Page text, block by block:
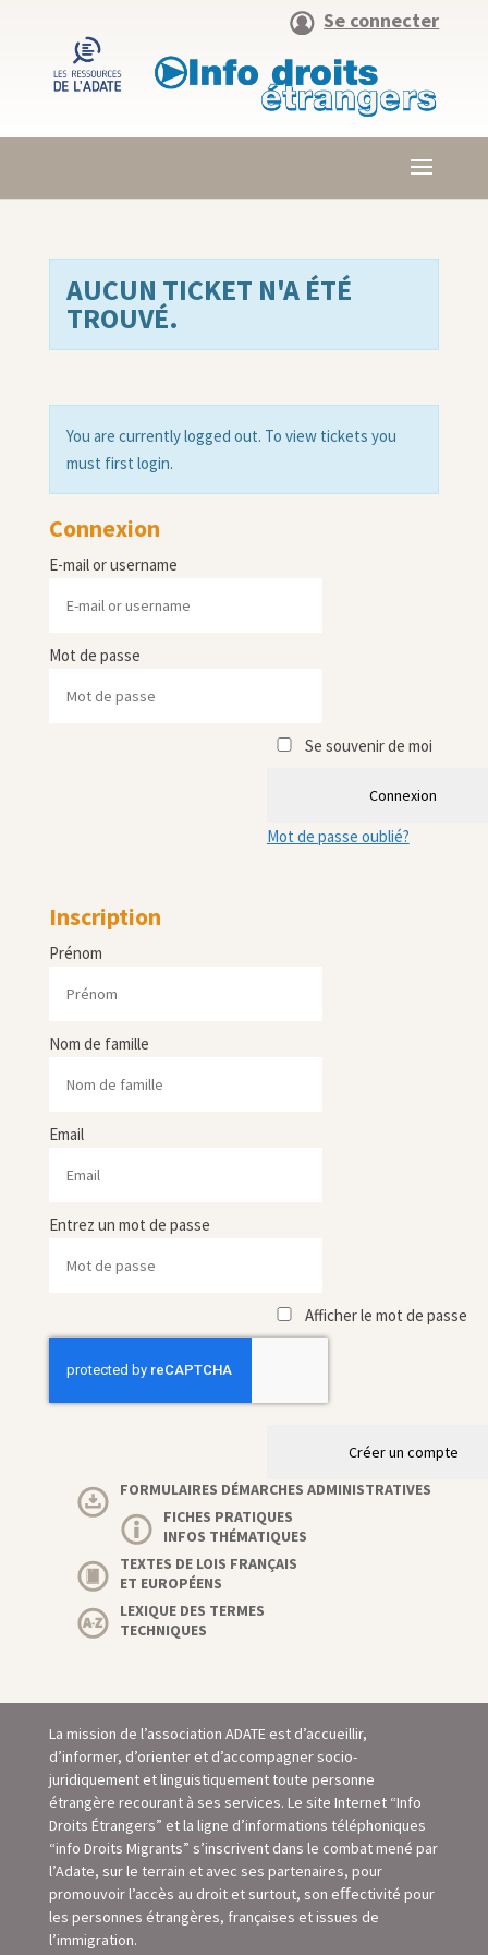
Se connecter
AUCUN TICKET N'A ÉTÉ
TROUVÉ.
You are currently logged out. To view tickets you
must first login.
Connexion
E-mail or username
Mot de passe
Se souvenir de moi
Connexion
Mot de passe oublié?
Inscription
Prénom
Nom de famille
Email
Entrez un mot de passe
Afficher le mot de passe
Créer un compte
FORMULAIRES DÉMARCHES ADMINISTRATIVES
FICHES PRATIQUES
INFOS THÉMATIQUES
TEXTES DE LOIS FRANÇAIS
ET EUROPÉENS
LEXIQUE DES TERMES
TECHNIQUES
La mission de l’association ADATE est d’accueillir,
d’informer, d’orienter et d’accompagner socio-
juridiquement et linguistiquement toute personne
étrangère recourant à ses services. Le site Internet “Info
Droits Étrangers” et la ligne d’informations téléphoniques
“info Droits Migrants” s’inscrivent dans le combat mené par
l’Adate, sur le terrain et avec ses partenaires, pour
promouvoir l’accès au droit et surtout, son eﬀectivité pour
les personnes étrangères, françaises et issues de
l’immigration.